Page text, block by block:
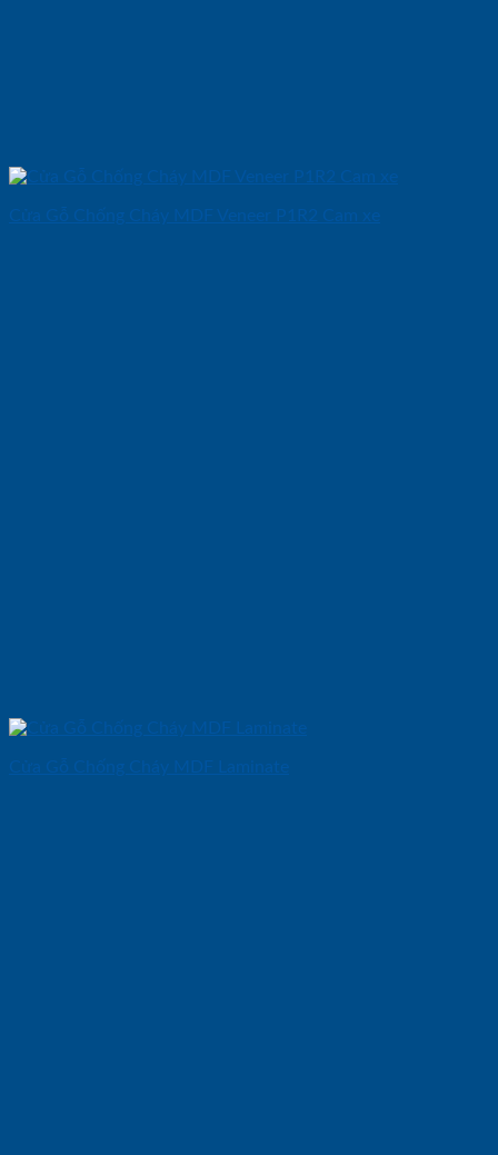
Cửa Gỗ Chống Cháy MDF Veneer P1R2 Cam xe
Cửa Gỗ Chống Cháy MDF Laminate